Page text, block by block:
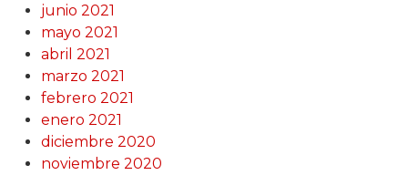
junio 2021
mayo 2021
abril 2021
marzo 2021
febrero 2021
enero 2021
diciembre 2020
noviembre 2020